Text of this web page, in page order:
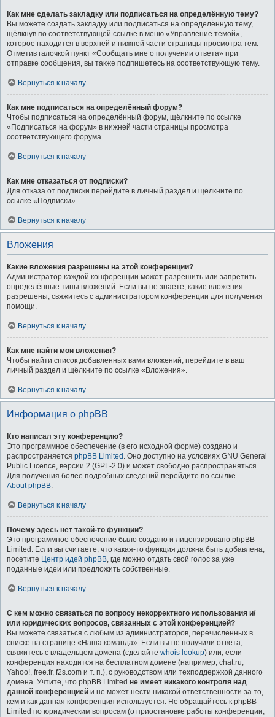
Как мне сделать закладку или подписаться на определённую тему?
Вы можете создать закладку или подписаться на определённую тему,
щёлкнув по соответствующей ссылке в меню «Управление темой»,
которое находится в верхней и нижней части страницы просмотра тем.
Отметив галочкой пункт «Сообщать мне о получении ответа» при
отправке сообщения, вы также подпишетесь на соответствующую тему.
Вернуться к началу
Как мне подписаться на определённый форум?
Чтобы подписаться на определённый форум, щёлкните по ссылке
«Подписаться на форум» в нижней части страницы просмотра
соответствующего форума.
Вернуться к началу
Как мне отказаться от подписки?
Для отказа от подписки перейдите в личный раздел и щёлкните по
ссылке «Подписки».
Вернуться к началу
Вложения
Какие вложения разрешены на этой конференции?
Администратор каждой конференции может разрешить или запретить
определённые типы вложений. Если вы не знаете, какие вложения
разрешены, свяжитесь с администратором конференции для получения
помощи.
Вернуться к началу
Как мне найти мои вложения?
Чтобы найти список добавленных вами вложений, перейдите в ваш
личный раздел и щёлкните по ссылке «Вложения».
Вернуться к началу
Информация о phpBB
Кто написал эту конференцию?
Это программное обеспечение (в его исходной форме) создано и
распространяется phpBB Limited . Оно доступно на условиях GNU General
Public Licence, версии 2 (GPL-2.0) и может свободно распространяться.
Для получения более подробных сведений перейдите по ссылке
About phpBB.
Вернуться к началу
Почему здесь нет такой-то функции?
Это программное обеспечение было создано и лицензировано phpBB
Limited. Если вы считаете, что какая-то функция должна быть добавлена,
посетите Центр идей phpBB, где можно отдать свой голос за уже
поданные идеи или предложить собственные.
Вернуться к началу
С кем можно связаться по вопросу некорректного использования и/
или юридических вопросов, связанных с этой конференцией?
Вы можете связаться с любым из администраторов, перечисленных в
списке на странице «Наша команда». Если вы не получили ответа,
свяжитесь с владельцем домена (сделайте whois lookup) или, если
конференция находится на бесплатном домене (например, chat.ru,
Yahoo!, free.fr, f2s.com и т. п.), с руководством или техподдержкой данного
домена. Учтите, что phpBB Limited не имеет никакого контроля над
данной конференцией и не может нести никакой ответственности за то,
кем и как данная конференция используется. Не обращайтесь к phpBB
Limited по юридическим вопросам (о приостановке работы конференции,